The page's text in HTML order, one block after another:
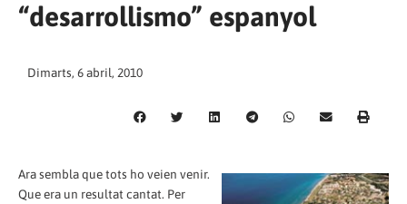
“desarrollismo” espanyol
Dimarts, 6 abril, 2010
Ara sembla que tots ho veien venir.
Que era un resultat cantat. Per